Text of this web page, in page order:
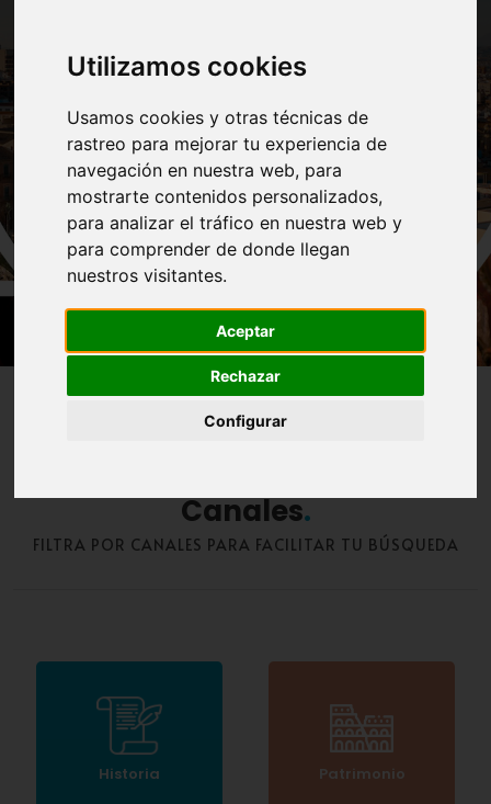
Utilizamos cookies
Usamos cookies y otras técnicas de
rastreo para mejorar tu experiencia de
navegación en nuestra web, para
mostrarte contenidos personalizados,
para analizar el tráfico en nuestra web y
para comprender de donde llegan
nuestros visitantes.
Aceptar
Rechazar
Configurar
buscas
de la Región de Murcia en
un único portal.
¿QUÉ ESTÁS BUSCANDO?
Canales
FILTRA POR CANALES PARA FACILITAR TU BÚSQUEDA
Historia Patrimonio